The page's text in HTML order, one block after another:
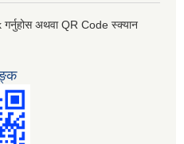
गर्नुहोस अथवा QR Code स्क्यान